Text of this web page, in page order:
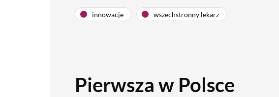
innowacje wszechstronny lekarz
Pierwsza w Polsce